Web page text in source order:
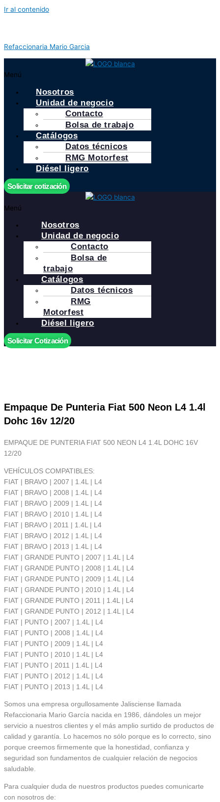
Ir al contenido
Refaccionaria Mario Garcia
Menú
Nosotros
Unidad de negocio
Contacto
Bolsa de trabajo
Catálogos
Datos técnicos
RMG Motorfest
Diésel ligero
Solicitar cotización
Menú
Nosotros
Unidad de negocio
Contacto
Bolsa de
trabajo
Catálogos
Datos técnicos
RMG
Motorfest
Diésel ligero
Solicitar Cotización
Empaque De Punteria Fiat 500 Neon L4 1.4l
Dohc 16v 12/20
EMPAQUE DE PUNTERIA FIAT 500 NEON L4 1.4L DOHC 16V
12/20
VEHÍCULOS COMPATIBLES:
FIAT | BRAVO | 2007 | 1.4L | L4
FIAT | BRAVO | 2008 | 1.4L | L4
FIAT | BRAVO | 2009 | 1.4L | L4
FIAT | BRAVO | 2010 | 1.4L | L4
FIAT | BRAVO | 2011 | 1.4L | L4
FIAT | BRAVO | 2012 | 1.4L | L4
FIAT | BRAVO | 2013 | 1.4L | L4
FIAT | GRANDE PUNTO | 2007 | 1.4L | L4
FIAT | GRANDE PUNTO | 2008 | 1.4L | L4
FIAT | GRANDE PUNTO | 2009 | 1.4L | L4
FIAT | GRANDE PUNTO | 2010 | 1.4L | L4
FIAT | GRANDE PUNTO | 2011 | 1.4L | L4
FIAT | GRANDE PUNTO | 2012 | 1.4L | L4
FIAT | PUNTO | 2007 | 1.4L | L4
FIAT | PUNTO | 2008 | 1.4L | L4
FIAT | PUNTO | 2009 | 1.4L | L4
FIAT | PUNTO | 2010 | 1.4L | L4
FIAT | PUNTO | 2011 | 1.4L | L4
FIAT | PUNTO | 2012 | 1.4L | L4
FIAT | PUNTO | 2013 | 1.4L | L4
Somos una empresa orgullosamente Jalisciense llamada
Refaccionaria Mario García nacida en 1986, dándoles un mejor
servicio a nuestros clientes y el más amplio surtido de productos de
calidad y garantía. Lo hacemos no sólo porque es lo correcto, sino
porque creemos firmemente que la honestidad, confianza y
seguridad son fundamentos de cualquier relación de negocios
saludable.
Para cualquier duda de nuestros productos puedes comunicarte
con nosotros de: